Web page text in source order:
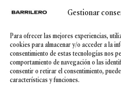
Gestionar
Para ofrecer las mejores experiencias,
cookies para almacenar y/o acceder a la
consentimiento de estas tecnologías nos
comportamiento de navegación o las
consentir o retirar el consentimiento,
características y funciones.
específicas a
créditos dudosos.
Conclusión
Este proyecto de ley
estructural en el
dudosos en España,